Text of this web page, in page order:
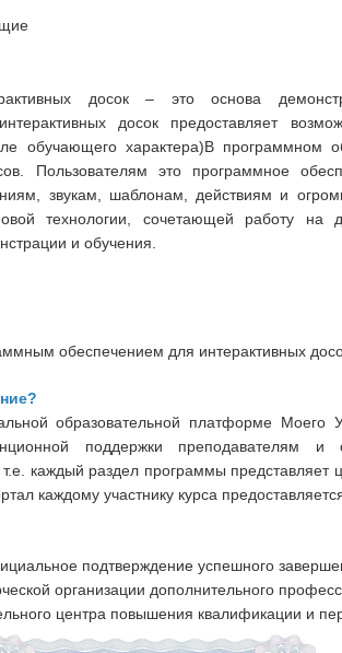
досок – это основа
досок предоставляет
обучающего характера)В программном
Пользователям это программное
звукам, шаблонам, действиям и
технологии, сочетающей работу на
и обучения.
обеспечением для интерактивных
образовательной платформе Моего
поддержки преподавателям
каждый раздел программы представляет
каждому участнику курса
подтверждение успешного
организации дополнительного
центра повышения квалификации и